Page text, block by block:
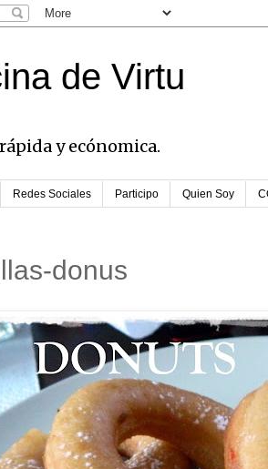
de Virtu
y ecónomica.
Redes Sociales Participo Quien Soy
donus